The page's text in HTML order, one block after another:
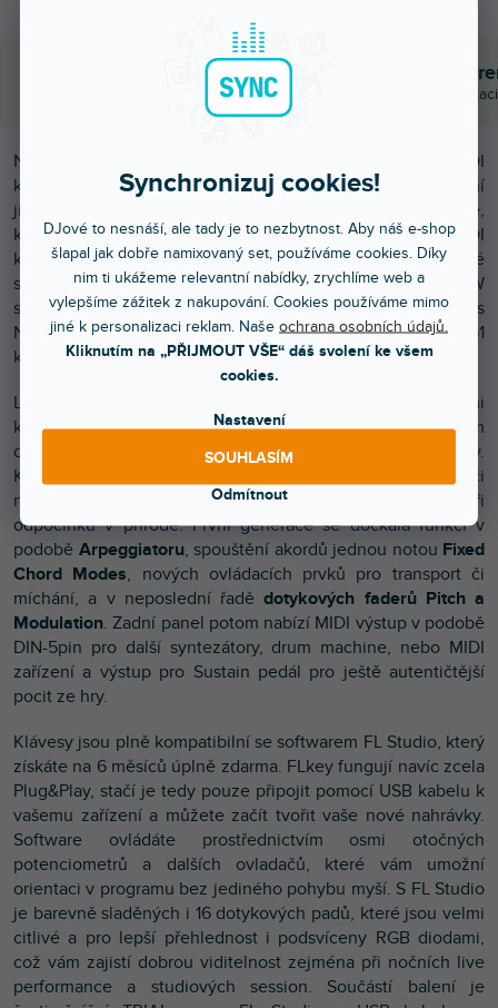
Synchronizuj cookies!
DJové to nesnáší, ale tady je to nezbytnost. Aby náš e-shop
šlapal jak dobře namixovaný set, používáme cookies. Díky
nim ti ukážeme relevantní nabídky, zrychlíme web a
vylepšíme zážitek z nakupování. Cookies používáme mimo
jiné k personalizaci reklam. Naše ochrana osobních údajů.
Kliknutím na „PŘIJMOUT VŠE“ dáš svolení ke všem
cookies.
Nastavení
Odmítnout
SOUHLASÍM
Objednej do 15:00
A máš to druhý den doma
Poradíme s
Chválí nás za komunikaci
Novation každou chvíli dokazuje, že ve vývoji MIDI
kontrolérů a syntezátorů patří mezi světovou špičku. Nyní
jistě potěší všechny hudební producenty a studiové zvukaře,
kteří komponují a nahrávají v softwaru FL Studio. MIDI
klávesy řady FLkey jsou jako první na světě vytvořené
speciálně pro tento intuitivní a stále populárnější DAW
software. Vychází ze základů populárních MIDI kláves
Novation Launchkey a je k dostání ve 25, 37, 49 a 61
klávesové verzi.
Launchkey si získaly srdce zákazníků především svými
kompaktními rozměry, nízkou hmotností, jednoduchým
designem a intuitivním ovládáním, stejně tomu je i u FLkey.
Klávesy si tak můžete vzít kamkoli s sebou a tvořit či
nahrávat hudbu přímo na vašich dlouhých cestách nebo při
odpočinku v přírodě. První generace se dočkala funkcí v
podobě Arpeggiatoru, spouštění akordů jednou notou Fixed
Chord Modes, nových ovládacích prvků pro transport či
míchání, a v neposlední řadědotykových faderů Pitch a
Modulation. Zadní panel potom nabízí MIDI výstup v podobě
DIN-5pin pro další syntezátory, drum machine, nebo MIDI
zařízení a výstup pro Sustain pedál pro ještě autentičtější
pocit ze hry.
Klávesy jsou plně kompatibilní se softwarem FL Studio, který
získáte na 6 měsíců úplně zdarma. FLkey fungují navíc zcela
Plug&Play, stačí je tedy pouze připojit pomocí USB kabelu k
vašemu zařízení a můžete začít tvořit vaše nové nahrávky.
Software ovládáte prostřednictvím osmi otočných
potenciometrů a dalších ovladačů, které vám umožní
orientaci v programu bez jediného pohybu myší. S FL Studio
je barevně sladěných i 16 dotykových padů, které jsou velmi
citlivé a pro lepší přehlednost i podsvíceny RGB diodami,
což vám zajistí dobrou viditelnost zejména při nočních live
performance a studiových session. Součástí balení je